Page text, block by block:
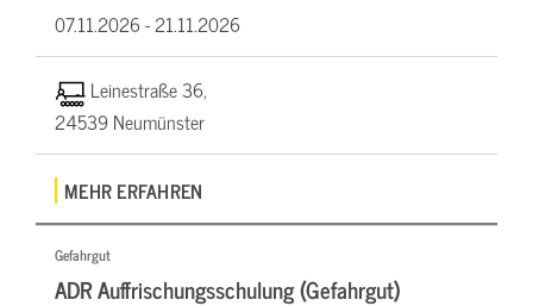
07.11.2026 -21.11.2026
Leinestraße 36,
24539 Neumünster
MEHR ERFAHREN
Gefahrgut
ADR Auffrischungsschulung (Gefahrgut)